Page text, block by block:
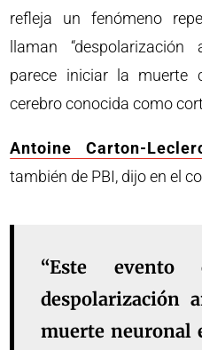
refleja un fenómeno
llaman
parece iniciar la muerte
cerebro conocida como
Antoine Carton-
también de PBI, dijo en el
“Este evento
despolarización
muerte neuronal